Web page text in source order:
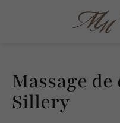
Massage
Sillery